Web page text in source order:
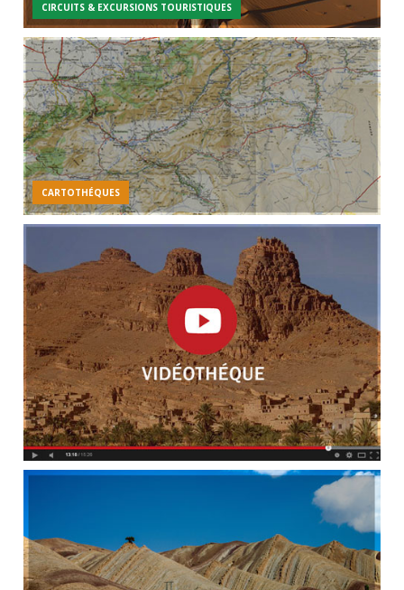
CIRCUITS & EXCURSIONS TOURISTIQUES
CARTOTHÉQUES